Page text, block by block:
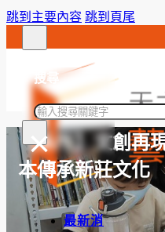
跳到主要內容 跳到頁尾
搜尋
搜
×
最新消
【系所】文創再
本傳承新莊文化